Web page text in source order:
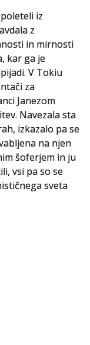
iz
z
in mirnosti
kar ga je
V Tokiu
za
Janezom
Navezala sta
izkazalo pa se
na njen
šoferjem in ju
vsi pa so se
sveta